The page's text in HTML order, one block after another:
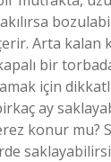
Arta kalan
bir
için
ay
konur mu?